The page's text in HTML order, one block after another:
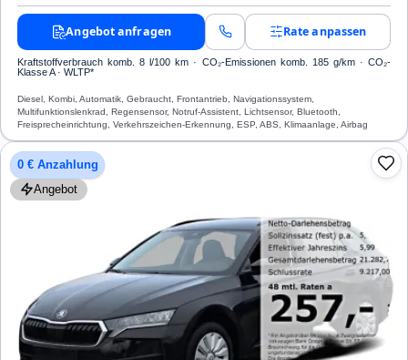
Angebot anfragen Rate anpassen
Kraftstoffverbrauch komb. 8 l/100 km · CO₂-Emissionen komb. 185 g/km · CO₂-
Klasse A · WLTP*
Diesel, Kombi, Automatik, Gebraucht, Frontantrieb, Navigationssystem,
Multifunktionslenkrad, Regensensor, Notruf-Assistent, Lichtsensor, Bluetooth,
Freisprecheinrichtung, Verkehrszeichen-Erkennung, ESP, ABS, Klimaanlage, Airbag
0 € Anzahlung
Angebot